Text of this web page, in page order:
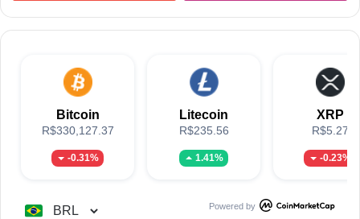
Bitcoin
R$330,127.37
-0.31%
Litecoin
R$235.56
1.41%
XRP
R$5.27
-0.23%
Powered by